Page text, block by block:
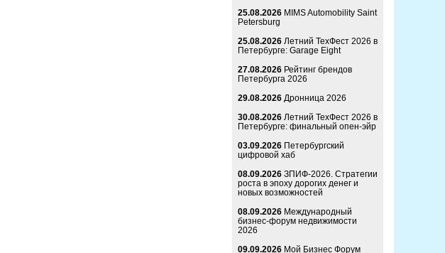
25.08.2026 MIMS Automobility Saint
Petersburg
25.08.2026 Летний ТехФест 2026 в
Петербурге: Garage Eight
27.08.2026 Рейтинг брендов
Петербурга 2026
29.08.2026 Дронница 2026
30.08.2026 Летний ТехФест 2026 в
Петербурге: финальный опен-эйр
03.09.2026 Петербургский
цифровой хаб
08.09.2026 ЗПИФ-2026. Стратегии
роста в эпоху дорогих денег и
новых возможностей
08.09.2026 Международный
бизнес-форум недвижимости
2026
09.09.2026 Мой Бизнес Форум